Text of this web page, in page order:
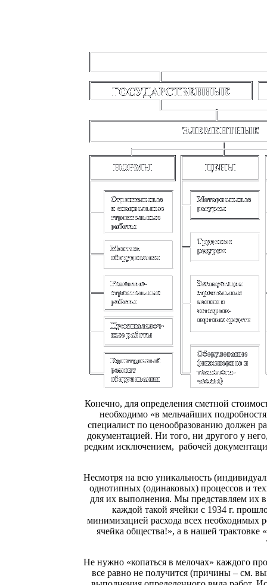
Конечно, для определения сметной
необходимо «в мельчайших
специалист по ценообразованию должен
документацией. Ни того, ни другого у
редким исключением, рабочей
Несмотря на всю уникальность
однотипных (одинаковых) процессов и
для их выполнения. Мы представляем их
каждой такой ячейки с 1934 г.
минимизацией расхода всех необходимых
ячейка общества!», а в нашей
Не нужно «копаться в мелочах» каждого
все равно не получится (причины – см.